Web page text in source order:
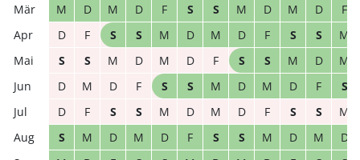
M
D M D F S S M D M D
F
D
F S S M D M D F S S
M
S
S M D M D F S S M D
M
D
M D F S S M D M D F
S
D
F S S M D M D F S S
M
S
M D M D F S S M D M
D